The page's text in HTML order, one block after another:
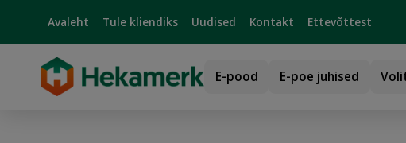
Avaleht Tule kliendiks Uudised Kontakt Ettevõttest
E-pood E-poe juhised